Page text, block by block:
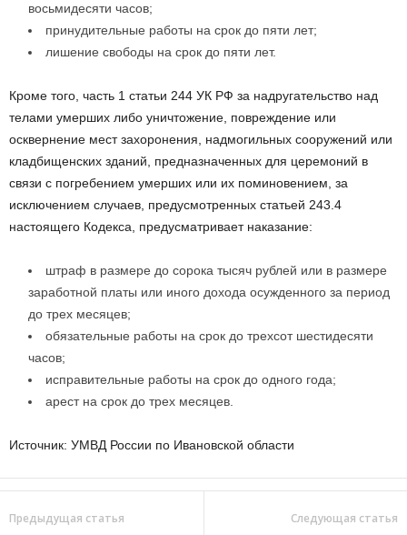
восьмидесяти часов;
принудительные работы на срок до пяти лет;
лишение свободы на срок до пяти лет.
Кроме того, часть 1 статьи 244 УК РФ за надругательство над
телами умерших либо уничтожение, повреждение или
осквернение мест захоронения, надмогильных сооружений или
кладбищенских зданий, предназначенных для церемоний в
связи с погребением умерших или их поминовением, за
исключением случаев, предусмотренных статьей 243.4
настоящего Кодекса, предусматривает наказание:
штраф в размере до сорока тысяч рублей или в размере
заработной платы или иного дохода осужденного за период
до трех месяцев;
обязательные работы на срок до трехсот шестидесяти
часов;
исправительные работы на срок до одного года;
арест на срок до трех месяцев.
Источник: УМВД России по Ивановской области
Предыдущая статья Следующая статья